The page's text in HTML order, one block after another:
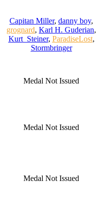
Capitan Miller, danny boy,
grognard, Karl H. Guderian,
Kurt_Steiner, ParadiseLost,
Stormbringer
Medal Not Issued
Medal Not Issued
Medal Not Issued